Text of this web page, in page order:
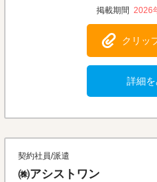
2026
クリッ
詳細
契約社員/派遣
㈱アシストワン